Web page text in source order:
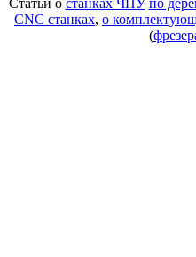
CNC станках, о
(